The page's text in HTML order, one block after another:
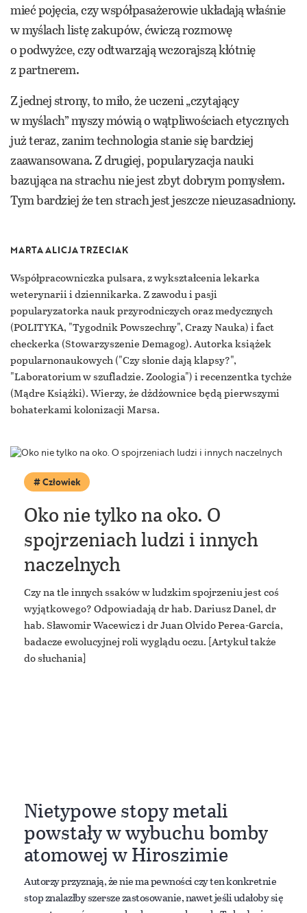
Człowiek
Oko nie tylko na oko. O
spojrzeniach ludzi i innych
naczelnych
Czy na tle innych ssaków w ludzkim spojrzeniu jest coś
wyjątkowego? Odpowiadają dr hab. Dariusz Danel, dr
hab. Sławomir Wacewicz i dr Juan Olvido Perea-García,
badacze ewolucyjnej roli wyglądu oczu. [Artykuł także
do słuchania]
mieć pojęcia, czy współpasażerowie układają właśnie
w myślach listę zakupów, ćwiczą rozmowę
o podwyżce, czy odtwarzają wczorajszą kłótnię
z partnerem.
Z jednej strony, to miło, że uczeni „czytający
w myślach” myszy mówią o wątpliwościach etycznych
już teraz, zanim technologia stanie się bardziej
zaawansowana. Z drugiej, popularyzacja nauki
bazująca na strachu nie jest zbyt dobrym pomysłem.
Tym bardziej że ten strach jest jeszcze nieuzasadniony.
MARTA ALICJA TRZECIAK
Współpracowniczka pulsara, z wykształcenia lekarka
weterynarii i dziennikarka. Z zawodu i pasji
popularyzatorka nauk przyrodniczych oraz medycznych
(POLITYKA, "Tygodnik Powszechny", Crazy Nauka) i fact
checkerka (Stowarzyszenie Demagog). Autorka książek
popularnonaukowych ("Czy słonie dają klapsy?",
"Laboratorium w szufladzie. Zoologia") i recenzentka tychże
(Mądre Książki). Wierzy, że dżdżownice będą pierwszymi
bohaterkami kolonizacji Marsa.
Nietypowe stopy metali
powstały w wybuchu bomby
atomowej w Hiroszimie
Autorzy przyznają, że nie ma pewności czy ten konkretnie
stop znalazłby szersze zastosowanie, nawet jeśli udałoby się